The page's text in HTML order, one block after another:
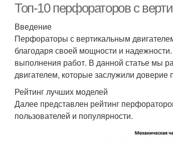
Топ-10 перфораторов с
Введение
Перфораторы с вертикальным
благодаря своей мощности и
выполнения работ. В данной статье мы
двигателем, которые заслужили доверие
Рейтинг лучших моделей
Далее представлен рейтинг
пользователей и популярности.